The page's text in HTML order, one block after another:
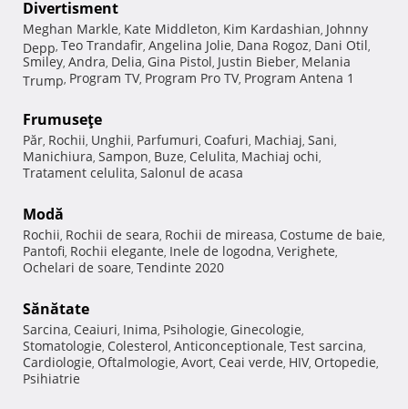
Divertisment
Meghan Markle, Kate Middleton, Kim Kardashian, Johnny
Depp, Teo Trandafir, Angelina Jolie, Dana Rogoz, Dani Otil,
Smiley, Andra, Delia, Gina Pistol, Justin Bieber, Melania
Trump, Program TV, Program Pro TV, Program Antena 1
Frumuseţe
Păr, Rochii, Unghii, Parfumuri, Coafuri, Machiaj, Sani,
Manichiura, Sampon, Buze, Celulita, Machiaj ochi,
Tratament celulita, Salonul de acasa
Modă
Rochii, Rochii de seara, Rochii de mireasa, Costume de baie,
Pantofi, Rochii elegante, Inele de logodna, Verighete,
Ochelari de soare, Tendinte 2020
Sănătate
Sarcina, Ceaiuri, Inima, Psihologie, Ginecologie,
Stomatologie, Colesterol, Anticonceptionale, Test sarcina,
Cardiologie, Oftalmologie, Avort, Ceai verde, HIV, Ortopedie,
Psihiatrie